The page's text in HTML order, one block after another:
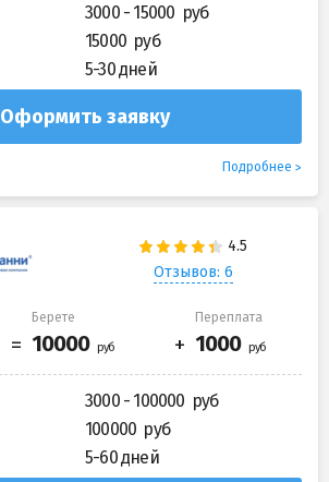
3000 - 15000
15000
5-30 дней
Оформить заявку
Подробнее
Отзывов: 6
Берете Переплата
3000 - 100000
100000
5-60 дней